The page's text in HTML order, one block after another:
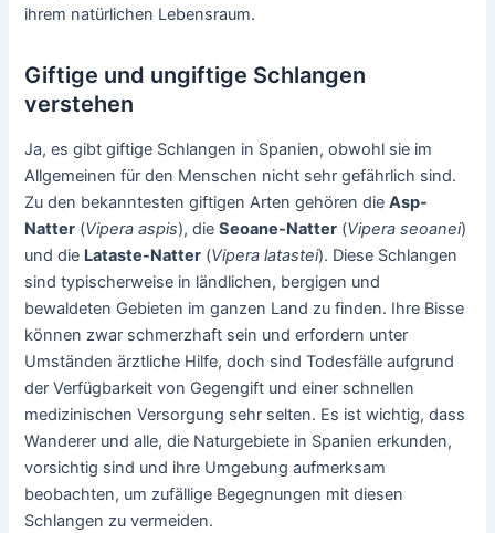
ihrem natürlichen Lebensraum.
Giftige und ungiftige Schlangen
verstehen
Ja, es gibt giftige Schlangen in Spanien, obwohl sie im
Allgemeinen für den Menschen nicht sehr gefährlich sind.
Zu den bekanntesten giftigen Arten gehören dieAsp-
Natter (Vipera aspis), dieSeoane-Natter (Vipera seoanei)
und die Lataste-Natter (Vipera latastei). Diese Schlangen
sind typischerweise in ländlichen, bergigen und
bewaldeten Gebieten im ganzen Land zu finden. Ihre Bisse
können zwar schmerzhaft sein und erfordern unter
Umständen ärztliche Hilfe, doch sind Todesfälle aufgrund
der Verfügbarkeit von Gegengift und einer schnellen
medizinischen Versorgung sehr selten. Es ist wichtig, dass
Wanderer und alle, die Naturgebiete in Spanien erkunden,
vorsichtig sind und ihre Umgebung aufmerksam
beobachten, um zufällige Begegnungen mit diesen
Schlangen zu vermeiden.